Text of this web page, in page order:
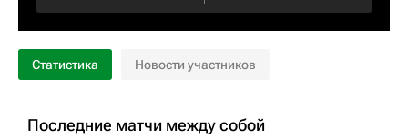
Статистика Новости участников
Последние матчи между собой